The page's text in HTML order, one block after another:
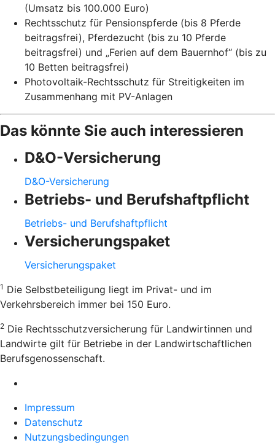
(Umsatz bis 100.000 Euro)
Rechtsschutz für Pensionspferde (bis 8 Pferde
beitragsfrei), Pferdezucht (bis zu 10 Pferde
beitragsfrei) und „Ferien auf dem Bauernhof“ (bis zu
10 Betten beitragsfrei)
Photovoltaik-Rechtsschutz für Streitigkeiten im
Zusammenhang mit PV-Anlagen
Das könnte Sie auch interessieren
D&O-Versicherung
D&O-Versicherung
Betriebs- und Berufshaftpflicht
Betriebs- und Berufshaftpflicht
Versicherungspaket
Versicherungspaket
1 Die Selbstbeteiligung liegt im Privat- und im
Verkehrsbereich immer bei 150 Euro.
2 Die Rechtsschutzversicherung für Landwirtinnen und
Landwirte gilt für Betriebe in der Landwirtschaftlichen
Berufsgenossenschaft.
Impressum
Datenschutz
Nutzungsbedingungen